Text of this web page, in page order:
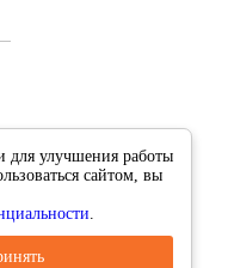
для улучшения работы
сайтом, вы
.